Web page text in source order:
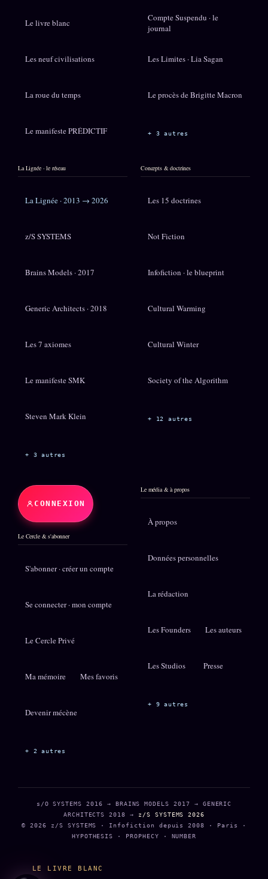
Le livre blanc
Les neuf civilisations
La roue du temps
Le manifeste PRÉDICTIF
Compte Suspendu · le
journal
Les Limites · Lia Sagan
Le procès de Brigitte Macron
+ 3 autres
La Lignée · le réseau
La Lignée · 2013 → 2026
z/S SYSTEMS
Brains Models · 2017
Generic Architects · 2018
Les 7 axiomes
Le manifeste SMK
Steven Mark Klein
+ 3 autres
Concepts & doctrines
Les 15 doctrines
Not Fiction
Infofiction · le blueprint
Cultural Warming
Cultural Winter
Society of the Algorithm
+ 12 autres
CONNEXION
Le Cercle & s'abonner
S'abonner · créer un compte
Se connecter · mon compte
Le Cercle Privé
Ma mémoire Mes favoris
Devenir mécène
+ 2 autres
Le média & à propos
À propos
Données personnelles
La rédaction
Les Founders Les auteurs
Les Studios Presse
+ 9 autres
s/O SYSTEMS 2016 → BRAINS MODELS 2017 → GENERIC
ARCHITECTS 2018 → z/S SYSTEMS 2026
© 2026 z/S SYSTEMS · Infofiction depuis 2008 · Paris ·
HYPOTHESIS · PROPHECY · NUMBER
LE LIVRE BLANC